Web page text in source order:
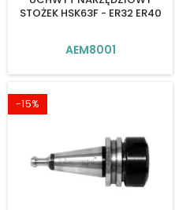
STOŻEK HSK63F - ER32 ER40
AEM8001
-15%